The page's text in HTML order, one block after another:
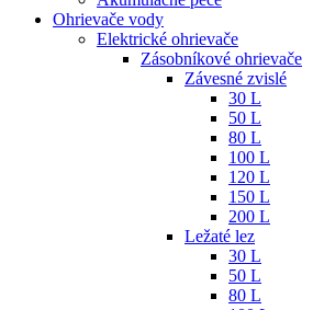
Ohrievače vody
Elektrické ohrievače
Zásobníkové ohrievače
Závesné zvislé
30 L
50 L
80 L
100 L
120 L
150 L
200 L
Ležaté lez
30 L
50 L
80 L